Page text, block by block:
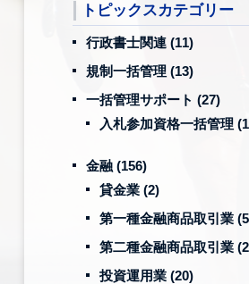
トピックスカテゴリー
行政書士関連 (11)
規制一括管理 (13)
一括管理サポート (27)
入札参加資格一括管理
金融 (156)
貸金業 (2)
第一種金融商品取引業
第二種金融商品取引業
投資運用業 (20)